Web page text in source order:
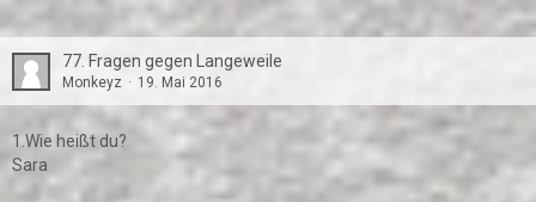
77. Fragen gegen Langeweile
Monkeyz 19. Mai 2016
1.Wie heißt du?
Sara